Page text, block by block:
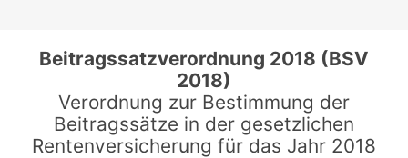
Beitragssatzverordnung 2018 (BSV
2018)
Verordnung zur Bestimmung der
Beitragssätze in der gesetzlichen
Rentenversicherung für das Jahr 2018